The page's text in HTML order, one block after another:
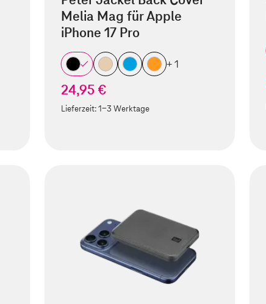
Melia Mag für Apple
iPhone 17 Pro
+ 1
24,95 €
Lieferzeit:1-3 Werktage